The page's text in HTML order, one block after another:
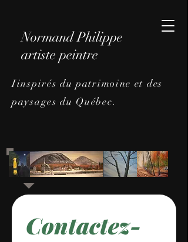
Normand Philippe
artiste peintre
Iinspirés du patrimoine et des
paysages du Québec.
Contactez-